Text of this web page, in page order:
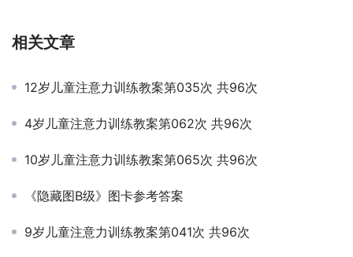
相关文章
12岁儿童注意力训练教案第035次 共96次
4岁儿童注意力训练教案第062次 共96次
10岁儿童注意力训练教案第065次 共96次
《隐藏图B级》图卡参考答案
9岁儿童注意力训练教案第041次 共96次